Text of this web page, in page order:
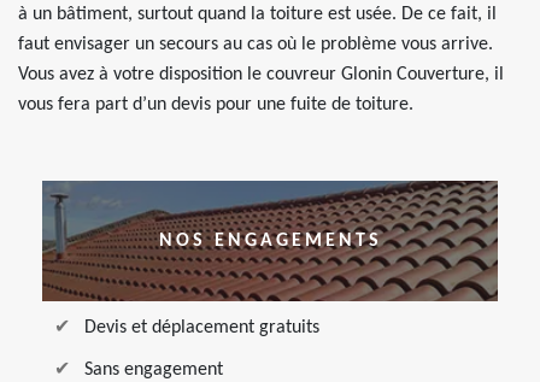
à un bâtiment, surtout quand la toiture est usée. De ce fait, il
faut envisager un secours au cas où le problème vous arrive.
Vous avez à votre disposition le couvreur Glonin Couverture, il
vous fera part d’un devis pour une fuite de toiture.
NOS ENGAGEMENTS
Devis et déplacement gratuits
Sans engagement